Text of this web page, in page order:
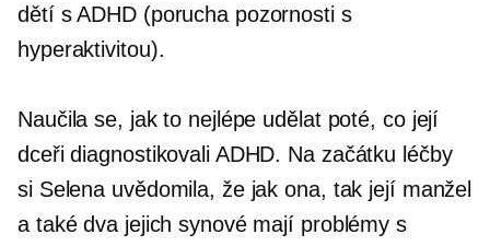
dětí s ADHD (porucha pozornosti s
hyperaktivitou).
Naučila se, jak to nejlépe udělat poté, co její
dceři diagnostikovali ADHD. Na začátku léčby
si Selena uvědomila, že jak ona, tak její manžel
a také dva jejich synové mají problémy s